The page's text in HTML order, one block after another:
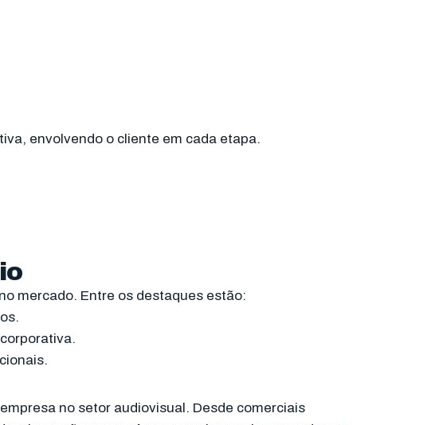
envolvendo o cliente em cada etapa.
mercado. Entre os destaques estão:
no setor audiovisual. Desde comerciais